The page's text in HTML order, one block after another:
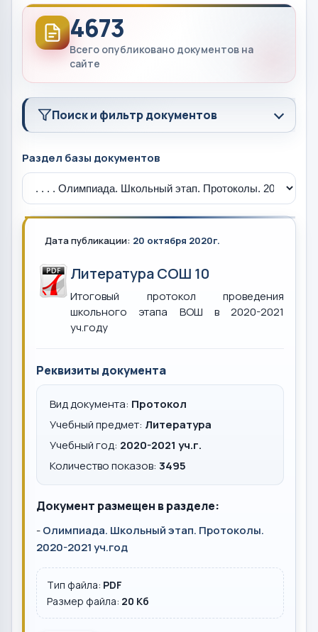
4673
Всего опубликовано документов на
сайте
Поиск и фильтр документов
Раздел базы документов
Дата публикации: 20 октября 2020г.
Литература СОШ 10
Итоговый протокол проведения
школьного этапа ВОШ в 2020-2021
уч.году
Реквизиты документа
Вид документа: Протокол
Учебный предмет: Литература
Учебный год: 2020-2021 уч.г.
Количество показов: 3495
Документ размещен в разделе:
-Олимпиада. Школьный этап. Протоколы.
2020-2021 уч.год
Тип файла: PDF
Размер файла: 20 Кб